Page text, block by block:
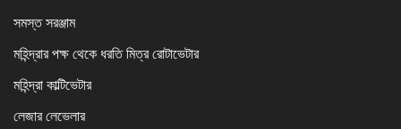
সমস্ত সরঞ্জাম
মহিন্দ্রার পক্ষ থেকে ধরতি মিত্র রোটাভেটার
মহিন্দ্রা কাল্টিভেটার
লেজার লেভেলার